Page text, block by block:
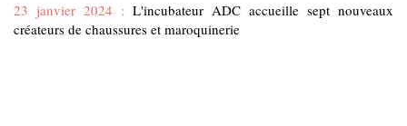
23 janvier 2024 : L'incubateur ADC accueille sept nouveaux
créateurs de chaussures et maroquinerie